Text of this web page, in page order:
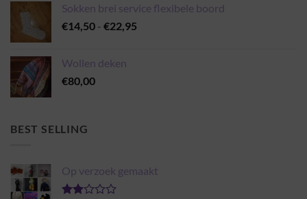
Sokken brei service flexibele boord
€14,50 - €22,95
Wollen deken
€80,00
BEST SELLING
Op verzoek gemaakt